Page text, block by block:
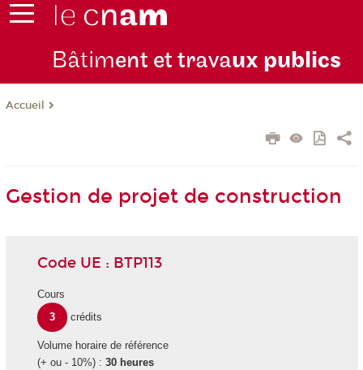
Bâtiment et travaux publics
Accueil
Gestion de projet de construction
Code UE : BTP113
Cours
3
crédits
Volume horaire de référence
(+ ou - 10%) : 30 heures